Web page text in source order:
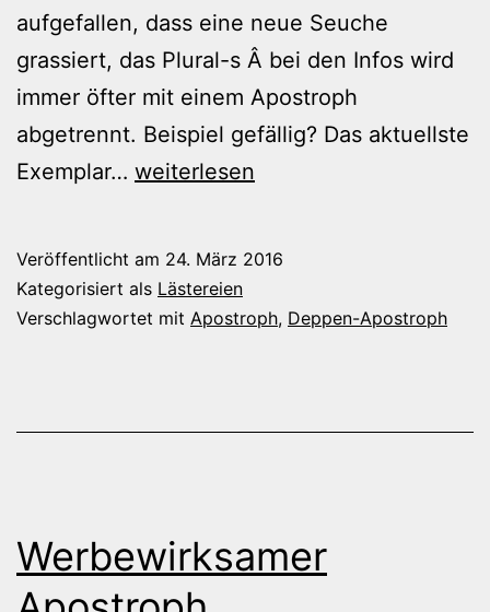
aufgefallen, dass eine neue Seuche
grassiert, das Plural-s Â bei den Infos wird
immer öfter mit einem Apostroph
abgetrennt. Beispiel gefällig? Das aktuellste
Exemplar… Infoâ€™s
weiterlesen
Veröffentlicht am 24. März 2016
Kategorisiert als Lästereien
Verschlagwortet mit Apostroph, Deppen-Apostroph
Werbewirksamer